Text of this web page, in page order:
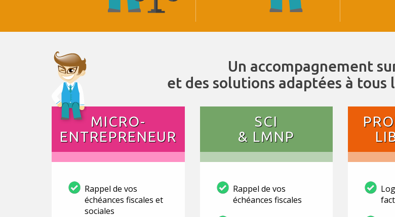
Un accompagnement
et des solutions adaptées à tous
MICRO-
ENTREPRENEUR
Rappel de vos
échéances fiscales et
sociales
SCI
& LMNP
Rappel de vos
échéances fiscales